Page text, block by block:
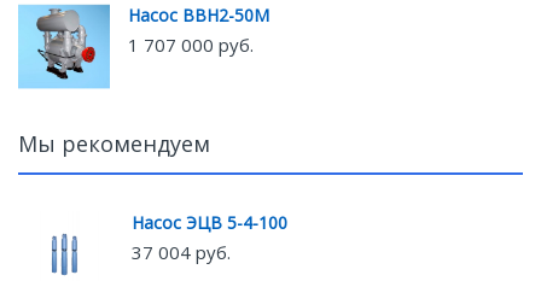
Насос ВВН2-50М
1 707 000 руб.
Мы рекомендуем
Насос ЭЦВ 5-4-100
37 004 руб.